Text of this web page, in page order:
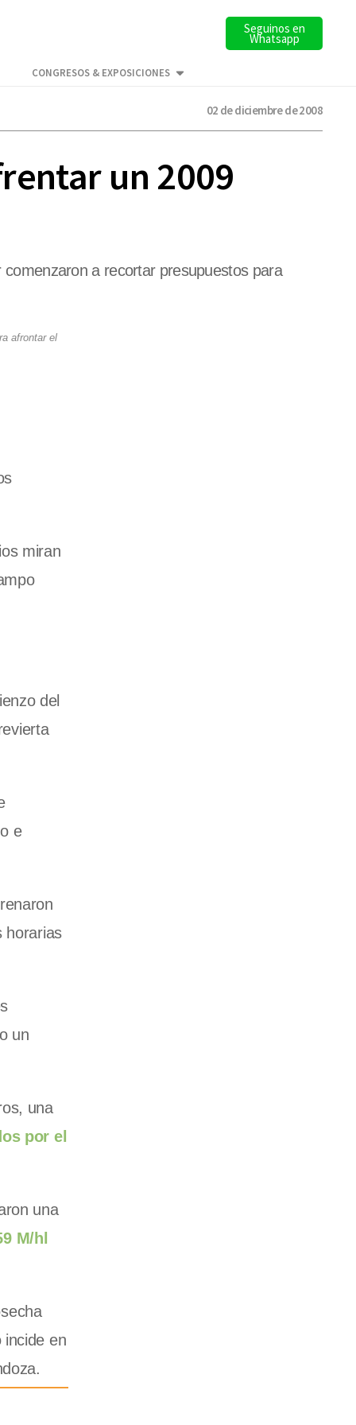
Seguinos en
Whatsapp
CONGRESOS & EXPOSICIONES
02 de diciembre de 2008
un 2009
a recortar presupuestos para
afrontar el
miran
del
e
horarias
un
una
por el
una
M/hl
incide en